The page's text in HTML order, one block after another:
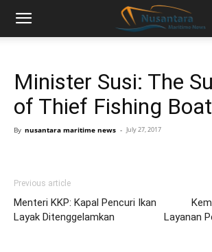
Minister Susi: The
of Thief Fishing
By nusantara maritime news - July 27, 2017
Previous article
Menteri KKP: Kapal Pencuri Ikan
Layak Ditenggelamkan
Layanan